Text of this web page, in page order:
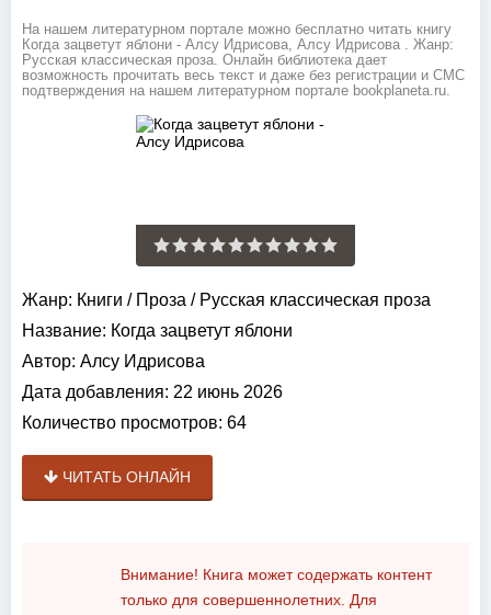
На нашем литературном портале можно бесплатно читать книгу
Когда зацветут яблони - Алсу Идрисова, Алсу Идрисова . Жанр:
Русская классическая проза. Онлайн библиотека дает
возможность прочитать весь текст и даже без регистрации и СМС
подтверждения на нашем литературном портале bookplaneta.ru.
Жанр: Книги / Проза / Русская классическая проза
Название: Когда зацветут яблони
Автор: Алсу Идрисова
Дата добавления: 22 июнь 2026
Количество просмотров: 64
ЧИТАТЬ ОНЛАЙН
Внимание! Книга может содержать контент
только для совершеннолетних. Для